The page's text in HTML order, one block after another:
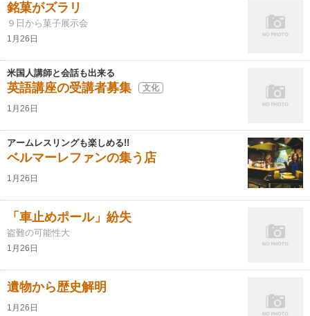
銘菓がズラリ
９日から菓子展示会
1月26日
米国人講師と会話も出来る
英語講座の受講者募集 文化
1月26日
アームレスリングも楽しめる!!
ベルマーレファンの集う店
1月26日
「車止めポール」紛失
盗難の可能性大
1月26日
遺物から歴史解明
1月26日